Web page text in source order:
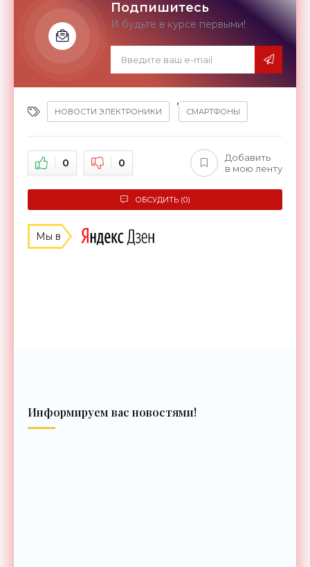
Подпишитесь
И будьте в курсе первыми!
НОВОСТИ ЭЛЕКТРОНИКИ
,
СМАРТФОНЫ
0 0
Добавить
в мою ленту
ОБСУДИТЬ (0)
Мы в
Информируем вас новостями!